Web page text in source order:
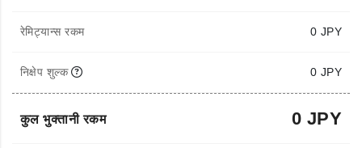
रेमिट्यान्स रकम 0 JPY
निक्षेप शुल्क 0 JPY
कुल भुक्तानी रकम 0 JPY